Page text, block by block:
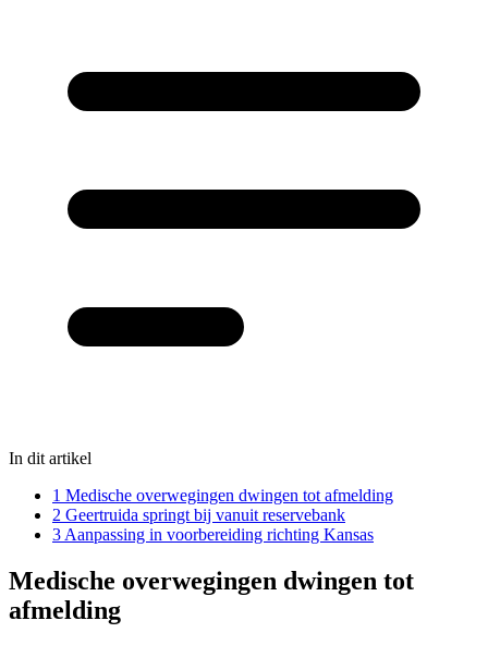
In dit artikel
1 Medische overwegingen dwingen tot afmelding
2 Geertruida springt bij vanuit reservebank
3 Aanpassing in voorbereiding richting Kansas
Medische overwegingen dwingen tot
afmelding